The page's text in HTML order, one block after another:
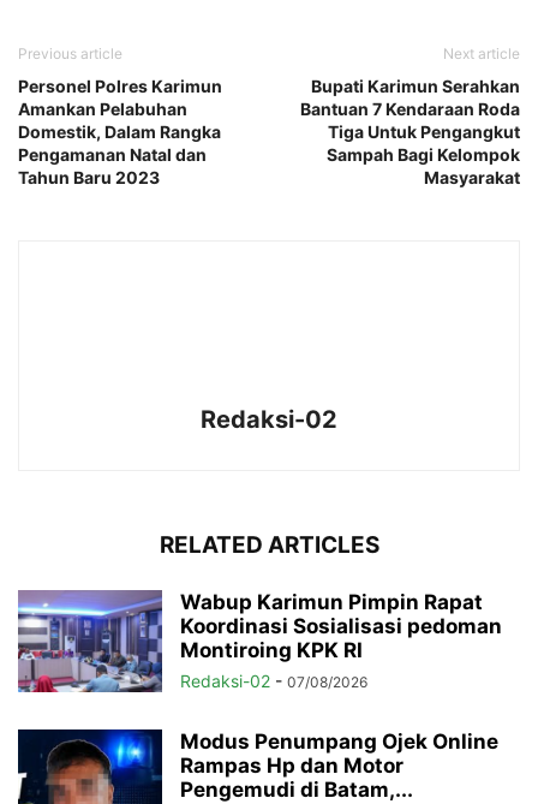
Previous article
Personel Polres Karimun
Amankan Pelabuhan
Domestik, Dalam Rangka
Pengamanan Natal dan
Tahun Baru 2023
Next article
Bupati Karimun Serahkan
Bantuan 7 Kendaraan Roda
Tiga Untuk Pengangkut
Sampah Bagi Kelompok
Masyarakat
Redaksi-02
RELATED ARTICLES
Wabup Karimun Pimpin Rapat
Koordinasi Sosialisasi pedoman
Montiroing KPK RI
Redaksi-02 - 07/08/2026
Modus Penumpang Ojek Online
Rampas Hp dan Motor
Pengemudi di Batam,...